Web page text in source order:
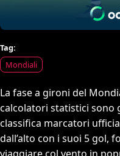
Tag:
Mondiali
La fase a gironi del
calcolatori statistici sono
classifica marcatori
dall’alto con i suoi 5 gol,